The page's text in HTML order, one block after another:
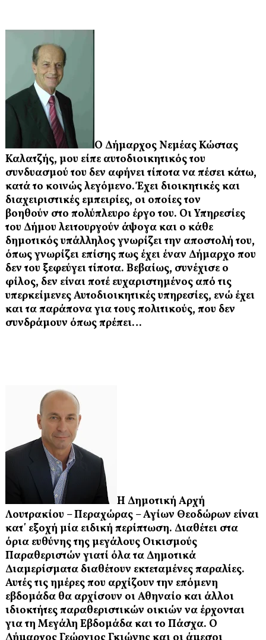
Ο Δήμαρχος Νεμέας Κώστας
Καλατζής, μου είπε αυτοδιοικητικός του
συνδυασμού του δεν αφήνει τίποτα να πέσει κάτω,
κατά το κοινώς λεγόμενο. Έχει διοικητικές και
διαχειριστικές εμπειρίες, οι οποίες τον
βοηθούν στο πολύπλευρο έργο του. Οι Υπηρεσίες
του Δήμου λειτουργούν άψογα και ο κάθε
δημοτικός υπάλληλος γνωρίζει την αποστολή του,
όπως γνωρίζει επίσης πως έχει έναν Δήμαρχο που
δεν του ξεφεύγει τίποτα. Βεβαίως, συνέχισε ο
φίλος, δεν είναι ποτέ ευχαριστημένος από τις
υπερκείμενες Αυτοδιοικητικές υπηρεσίες, ενώ έχει
και τα παράπονα για τους πολιτικούς, που δεν
συνδράμουν όπως πρέπει…
Η Δημοτική Αρχή
Λουτρακίου – Περαχώρας – Αγίων Θεοδώρων είναι
κατ΄ εξοχή μία ειδική περίπτωση. Διαθέτει στα
όρια ευθύνης της μεγάλους Οικισμούς
Παραθεριστών γιατί όλα τα Δημοτικά
Διαμερίσματα διαθέτουν εκτεταμένες παραλίες.
Αυτές τις ημέρες που αρχίζουν την επόμενη
εβδομάδα θα αρχίσουν οι Αθηναίο και άλλοι
ιδιοκτήτες παραθεριστικών οικιών να έρχονται
για τη Μεγάλη Εβδομάδα και το Πάσχα. Ο